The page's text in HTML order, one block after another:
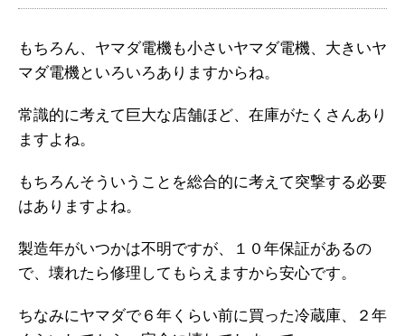
もちろん、ヤマダ電機も小さいヤマダ電機、大きいヤ
マダ電機といろいろありますからね。
常識的に考えて巨大な店舗ほど、在庫がたくさんあり
ますよね。
もちろんそういうことを総合的に考えて突撃する必要
はありますよね。
製造年がいつかは不明ですが、１０年保証があるの
で、壊れたら修理してもらえますから安心です。
ちなみにヤマダで６年くらい前に買った冷蔵庫、２年